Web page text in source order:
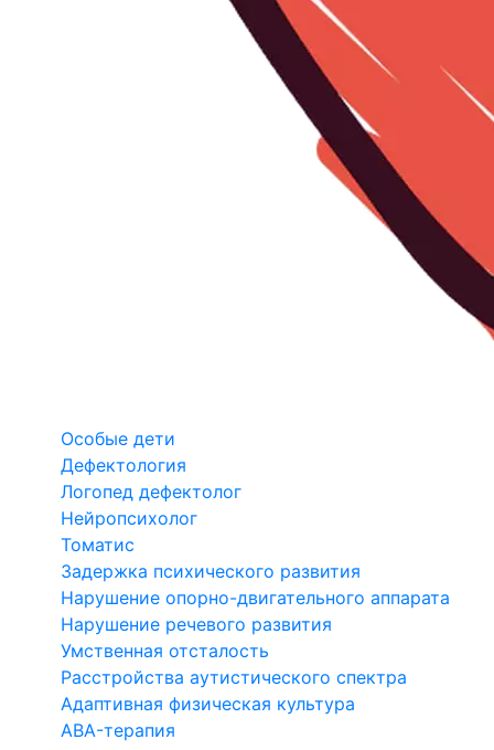
Особые дети
Дефектология
Логопед дефектолог
Нейропсихолог
Томатис
Задержка психического развития
Нарушение опорно-двигательного аппарата
Нарушение речевого развития
Умственная отсталость
Расстройства аутистического спектра
Адаптивная физическая культура
ABA-терапия